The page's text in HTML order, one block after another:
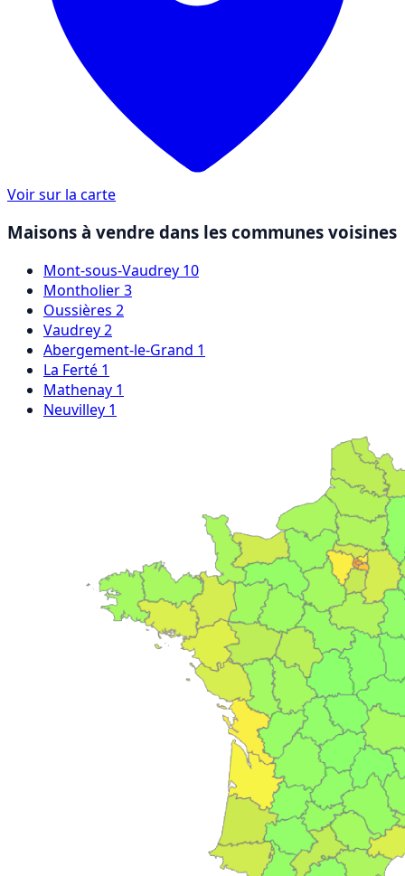
Voir sur la carte
Maisons à vendre dans les communes voisines
Mont-sous-Vaudrey 10
Montholier3
Oussières 2
Vaudrey2
Abergement-le-Grand 1
La Ferté 1
Mathenay 1
Neuvilley 1